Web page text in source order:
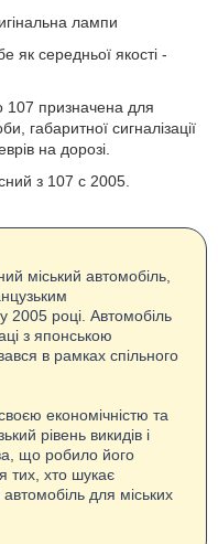
лампи
як середньої якості -
107 призначена для
габаритної сигналізації
на дорозі.
з 107 с 2005.
міський автомобіль,
2005 році. Автомобіль
з японською
в рамках спільного
економічністю та
рівень викидів і
що робило його
тих, хто шукає
для міських